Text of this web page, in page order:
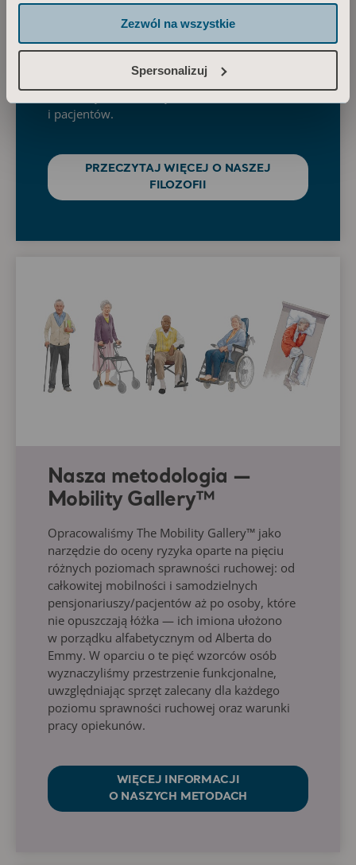
Zezwól na wszystkie
Spersonalizuj
wyboru odpowiedniego sprzętu i stosowania
właściwych technik, w wyniku czego powstają
optymalne warunki pracy dla opiekunów
co skutkuje zadowoleniem, lepszym zdrowiem
i pacjentów.
PRZECZYTAJ WIĘCEJ O NASZEJ
FILOZOFII
Nasza metodologia —
Mobility Gallery™
Opracowaliśmy The Mobility Gallery™ jako
narzędzie do oceny ryzyka oparte na pięciu
różnych poziomach sprawności ruchowej: od
całkowitej mobilności i samodzielnych
pensjonariuszy/pacjentów aż po osoby, które
nie opuszczają łóżka — ich imiona ułożono
w porządku alfabetycznym od Alberta do
Emmy. W oparciu o te pięć wzorców osób
wyznaczyliśmy przestrzenie funkcjonalne,
uwzględniając sprzęt zalecany dla każdego
poziomu sprawności ruchowej oraz warunki
pracy opiekunów.
WIĘCEJ INFORMACJI
O NASZYCH METODACH